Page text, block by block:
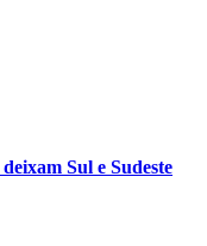
Sul e Sudeste